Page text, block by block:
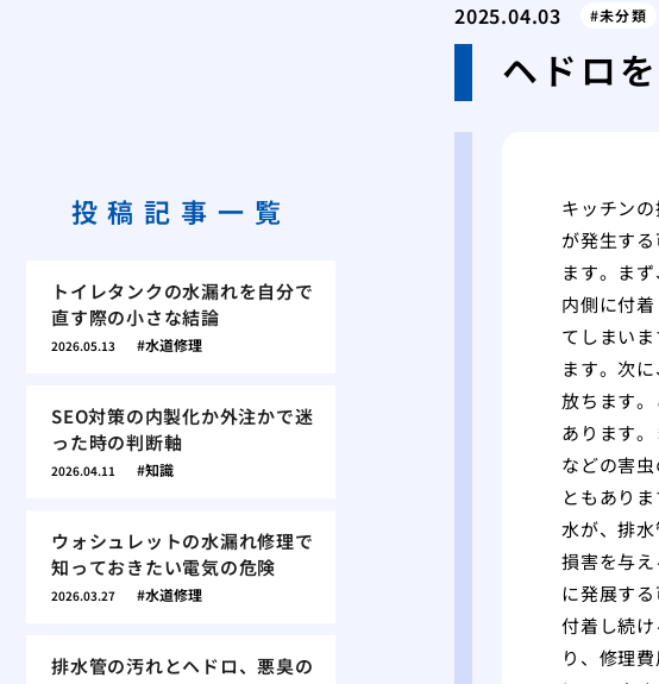
2025.04.03 未分類
ヘドロ
キッチン
が発生す
ます。ま
内側に付
てしまい
ます。次
放ちます
あります
などの害
ともあり
水が、排
損害を与
に発展す
付着し続
り、修理
投稿記事一覧
トイレタンクの水漏れを自分で
直す際の小さな結論
2026.05.13 水道修理
SEO対策の内製化か外注かで迷
った時の判断軸
2026.04.11 知識
ウォシュレットの水漏れ修理で
知っておきたい電気の危険
2026.03.27 水道修理
排水管の汚れとヘドロ、悪臭の